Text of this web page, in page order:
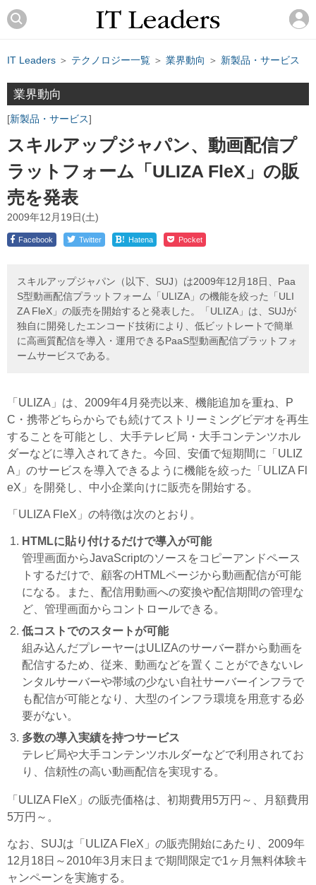
IT Leaders ＞ テクノロジー一覧 ＞ 業界動向 ＞ 新製品・サービス
業界動向
新製品・サービス
スキルアップジャパン、動画配信プ
ラットフォーム「ULIZA FleX」の販
売を発表
2009年12月19日(土)
Facebook Twitter ! Hatena Pocket
スキルアップジャパン（以下、SUJ）は2009年12月18日、Paa
S型動画配信プラットフォーム「ULIZA」の機能を絞った「ULI
ZA FleX」の販売を開始すると発表した。「ULIZA」は、SUJが
独自に開発したエンコード技術により、低ビットレートで簡単
に高画質配信を導入・運用できるPaaS型動画配信プラットフォ
ームサービスである。
「ULIZA」は、2009年4月発売以来、機能追加を重ね、P
C・携帯どちらからでも続けてストリーミングビデオを再生
することを可能とし、大手テレビ局・大手コンテンツホル
ダーなどに導入されてきた。今回、安価で短期間に「ULIZ
A」のサービスを導入できるように機能を絞った「ULIZA Fl
eX」を開発し、中小企業向けに販売を開始する。
「ULIZA FleX」の特徴は次のとおり。
HTMLに貼り付けるだけで導入が可能
管理画面からJavaScriptのソースをコピーアンドペース
トするだけで、顧客のHTMLページから動画配信が可能
になる。また、配信用動画への変換や配信期間の管理な
ど、管理画面からコントロールできる。
低コストでのスタートが可能
組み込んだプレーヤーはULIZAのサーバー群から動画を
配信するため、従来、動画などを置くことができないレ
ンタルサーバーや帯域の少ない自社サーバーインフラで
も配信が可能となり、大型のインフラ環境を用意する必
要がない。
多数の導入実績を持つサービス
テレビ局や大手コンテンツホルダーなどで利用されてお
り、信頼性の高い動画配信を実現する。
「ULIZA FleX」の販売価格は、初期費用5万円～、月額費用
5万円～。
なお、SUJは「ULIZA FleX」の販売開始にあたり、2009年
12月18日～2010年3月末日まで期間限定で1ヶ月無料体験キ
ャンペーンを実施する。